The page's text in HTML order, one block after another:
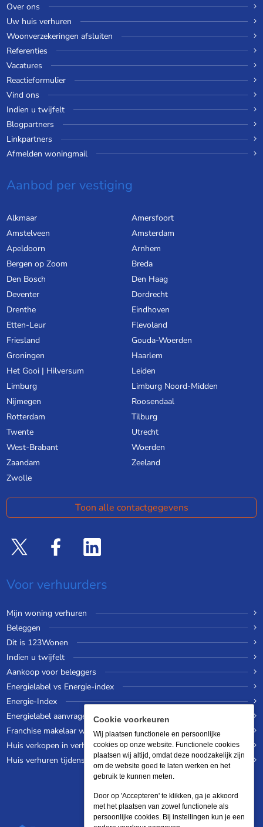
Over ons
Uw huis verhuren
Woonverzekeringen afsluiten
Referenties
Vacatures
Reactieformulier
Vind ons
Indien u twijfelt
Blogpartners
Linkpartners
Afmelden woningmail
Aanbod per vestiging
Alkmaar
Amersfoort
Amstelveen
Amsterdam
Apeldoorn
Arnhem
Bergen op Zoom
Breda
Den Bosch
Den Haag
Deventer
Dordrecht
Drenthe
Eindhoven
Etten-Leur
Flevoland
Friesland
Gouda-Woerden
Groningen
Haarlem
Het Gooi | Hilversum
Leiden
Limburg
Limburg Noord-Midden
Nijmegen
Roosendaal
Rotterdam
Tilburg
Twente
Utrecht
West-Brabant
Woerden
Zaandam
Zeeland
Zwolle
Toon alle contactgegevens
Voor verhuurders
Mijn woning verhuren
Beleggen
Dit is 123Wonen
Indien u twijfelt
Aankoop voor beleggers
Energielabel vs Energie-index
Energie-Index
Energielabel aanvragen
Franchise makelaar worden
Huis verkopen in verhuurde staat
Huis verhuren tijdens een wereldreis
Cookie voorkeuren
Wij plaatsen functionele en persoonlijke
cookies op onze website. Functionele cookies
plaatsen wij altijd, omdat deze noodzakelijk zijn
om de website goed te laten werken en het
gebruik te kunnen meten.
Door op 'Accepteren' te klikken, ga je akkoord
met het plaatsen van zowel functionele als
persoonlijke cookies. Bij instellingen kun je een